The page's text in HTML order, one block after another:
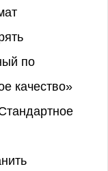
по
качество»